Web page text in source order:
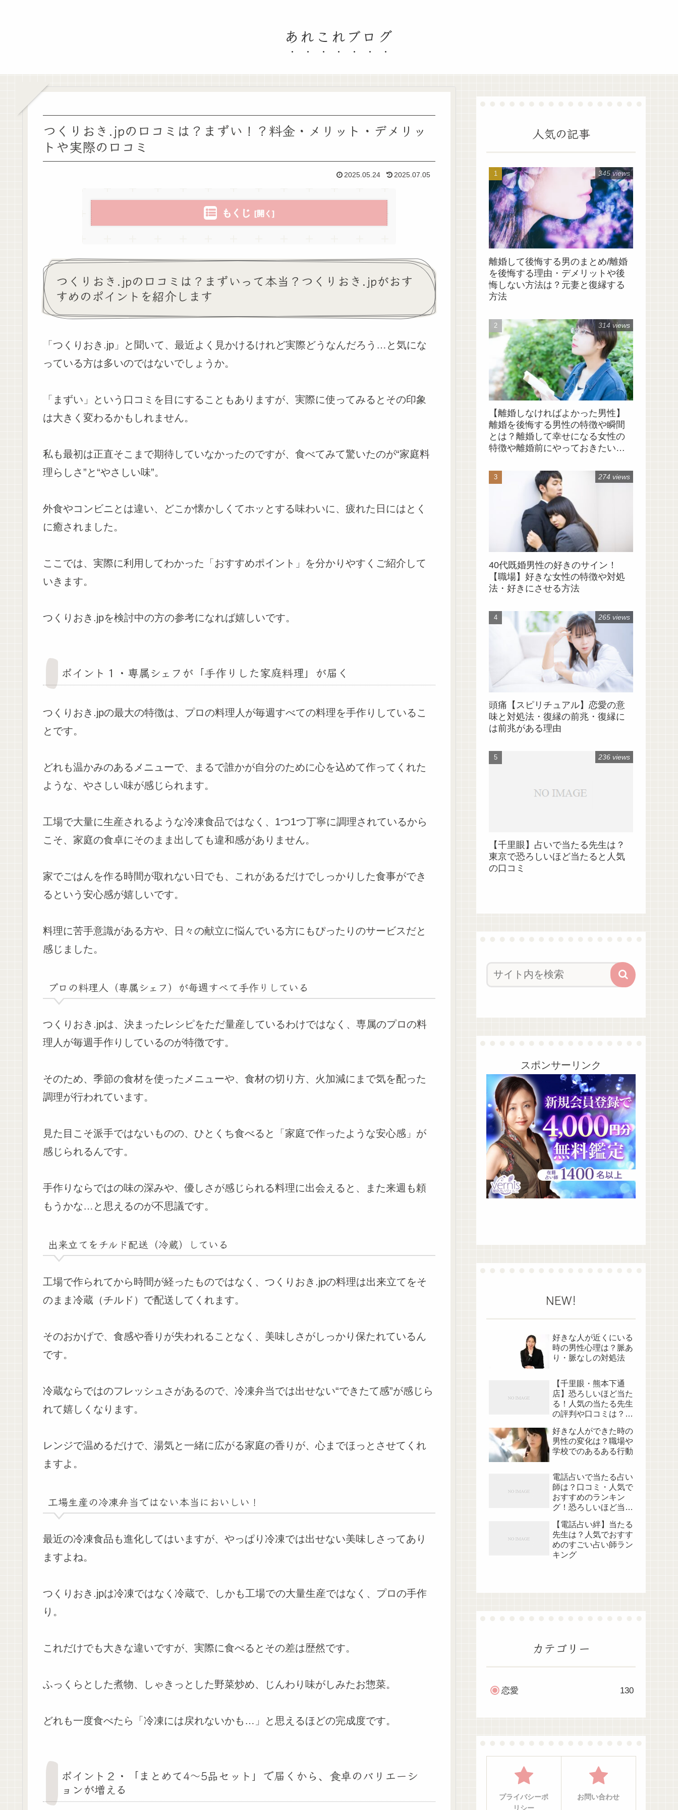
あれこれブログ
つくりおき.jpの口コミは？まずい！？料金・メリット・デメリッ
トや実際の口コミ
2025.05.24 2025.07.05
もくじ
つくりおき.jpの口コミは？まずいって本当？つくりおき.jpがおす
すめのポイントを紹介します
「つくりおき.jp」と聞いて、最近よく見かけるけれど実際どうなんだろう…と気にな
っている方は多いのではないでしょうか。
「まずい」という口コミを目にすることもありますが、実際に使ってみるとその印象
は大きく変わるかもしれません。
私も最初は正直そこまで期待していなかったのですが、食べてみて驚いたのが“家庭料
理らしさ”と“やさしい味”。
外食やコンビニとは違い、どこか懐かしくてホッとする味わいに、疲れた日にはとく
に癒されました。
ここでは、実際に利用してわかった「おすすめポイント」を分かりやすくご紹介して
いきます。
つくりおき.jpを検討中の方の参考になれば嬉しいです。
ポイント１・専属シェフが「手作りした家庭料理」が届く
つくりおき.jpの最大の特徴は、プロの料理人が毎週すべての料理を手作りしているこ
とです。
どれも温かみのあるメニューで、まるで誰かが自分のために心を込めて作ってくれた
ような、やさしい味が感じられます。
工場で大量に生産されるような冷凍食品ではなく、1つ1つ丁寧に調理されているから
こそ、家庭の食卓にそのまま出しても違和感がありません。
家でごはんを作る時間が取れない日でも、これがあるだけでしっかりした食事ができ
るという安心感が嬉しいです。
料理に苦手意識がある方や、日々の献立に悩んでいる方にもぴったりのサービスだと
感じました。
プロの料理人（専属シェフ）が毎週すべて手作りしている
つくりおき.jpは、決まったレシピをただ量産しているわけではなく、専属のプロの料
理人が毎週手作りしているのが特徴です。
そのため、季節の食材を使ったメニューや、食材の切り方、火加減にまで気を配った
調理が行われています。
見た目こそ派手ではないものの、ひとくち食べると「家庭で作ったような安心感」が
感じられるんです。
手作りならではの味の深みや、優しさが感じられる料理に出会えると、また来週も頼
もうかな…と思えるのが不思議です。
出来立てをチルド配送（冷蔵）している
工場で作られてから時間が経ったものではなく、つくりおき.jpの料理は出来立てをそ
のまま冷蔵（チルド）で配送してくれます。
そのおかげで、食感や香りが失われることなく、美味しさがしっかり保たれているん
です。
冷蔵ならではのフレッシュさがあるので、冷凍弁当では出せない“できたて感”が感じら
れて嬉しくなります。
レンジで温めるだけで、湯気と一緒に広がる家庭の香りが、心までほっとさせてくれ
ますよ。
工場生産の冷凍弁当ではない本当においしい！
最近の冷凍食品も進化してはいますが、やっぱり冷凍では出せない美味しさってあり
ますよね。
つくりおき.jpは冷凍ではなく冷蔵で、しかも工場での大量生産ではなく、プロの手作
り。
これだけでも大きな違いですが、実際に食べるとその差は歴然です。
ふっくらとした煮物、しゃきっとした野菜炒め、じんわり味がしみたお惣菜。
どれも一度食べたら「冷凍には戻れないかも…」と思えるほどの完成度です。
ポイント２・「まとめて4～5品セット」で届くから、食卓のバリエーシ
ョンが増える
人気の記事
離婚して後悔する男のまとめ/離婚
を後悔する理由・デメリットや後
悔しない方法は？元妻と復縁する
方法
345 views
【離婚しなければよかった男性】
離婚を後悔する男性の特徴や瞬間
とは？離婚して幸せになる女性の
特徴や離婚前にやっておきたいこ
314 views
40代既婚男性の好きのサイン！
【職場】好きな女性の特徴や対処
法・好きにさせる方法
274 views
頭痛【スピリチュアル】恋愛の意
味と対処法・復縁の前兆・復縁に
は前兆がある理由
265 views
【千里眼】占いで当たる先生は？
東京で恐ろしいほど当たると人気
の口コミ
236 views
スポンサーリンク
NEW!
好きな人が近くにいる
時の男性心理は？脈あ
り・脈なしの対処法
【千里眼・熊本下通
店】恐ろしいほど当た
る！人気の当たる先生
の評判や口コミは？恐
好きな人ができた時の
男性の変化は？職場や
学校でのあるある行動
電話占いで当たる占い
師は？口コミ・人気で
おすすめのランキン
グ！恐ろしいほど当た
【電話占い絆】当たる
先生は？人気でおすす
めのすごい占い師ラン
キング
カテゴリー
恋愛 130
プライバシーポ
リシー
お問い合わせ